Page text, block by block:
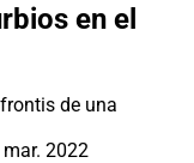
en el
2022